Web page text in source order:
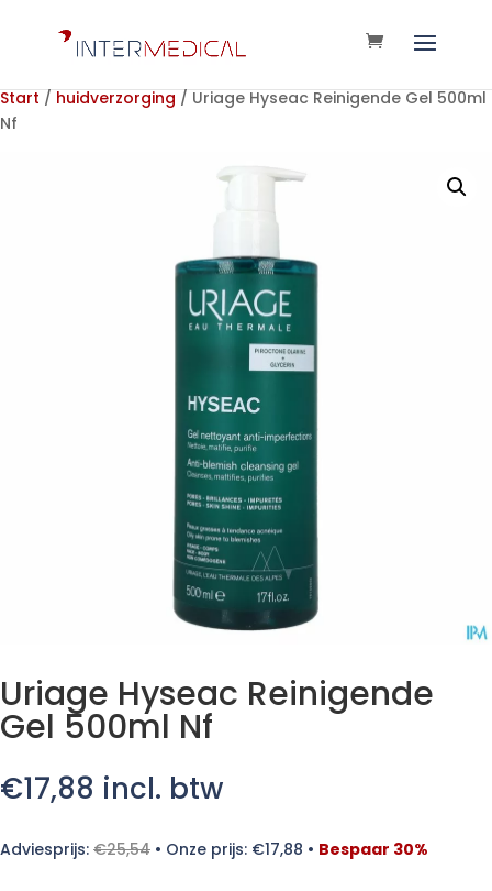
Start / huidverzorging / Uriage Hyseac Reinigende Gel 500ml
Nf
Uriage Hyseac Reinigende
Gel 500ml Nf
€17,88 incl. btw
Adviesprijs: €25,54 • Onze prijs: €17,88 • Bespaar 30%